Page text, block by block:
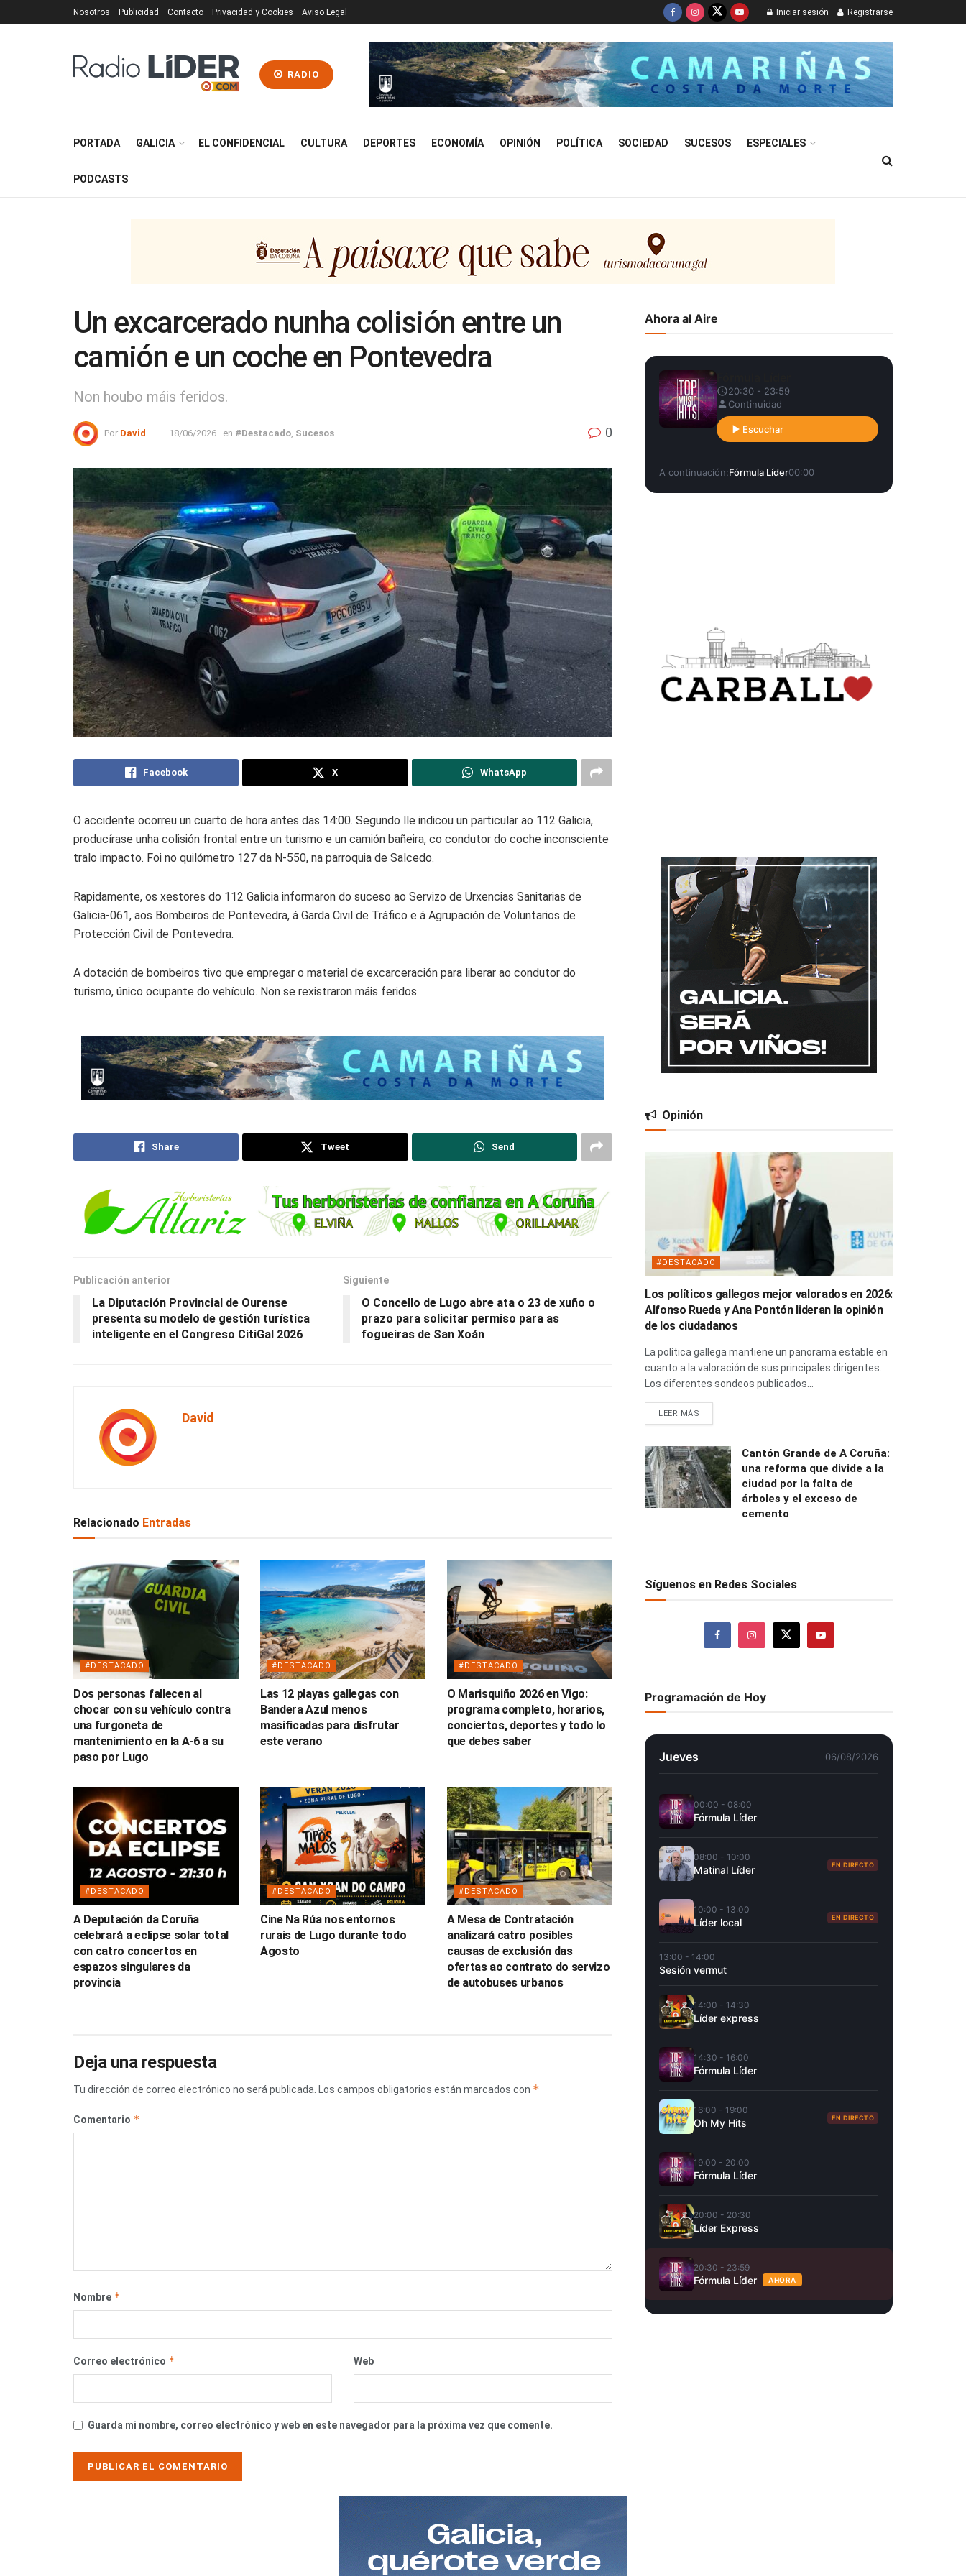
Nosotros Publicidad Contacto Privacidad y Cookies Aviso Legal Iniciar sesión Registrarse
RADIO
PORTADA GALICIA EL CONFIDENCIAL CULTURA DEPORTES ECONOMÍA OPINIÓN POLÍTICA SOCIEDAD SUCESOS ESPECIALES
PODCASTS
Un excarcerado nunha colisión entre un
camión e un coche en Pontevedra
Non houbo máis feridos.
Por David 18/06/2026 en #Destacado Sucesos 0
Facebook X WhatsApp
O accidente ocorreu un cuarto de hora antes das 14:00. Segundo lle indicou un particular ao 112 Galicia,
producírase unha colisión frontal entre un turismo e un camión bañeira, co condutor do coche inconsciente
tralo impacto. Foi no quilómetro 127 da N-550, na parroquia de Salcedo.
Rapidamente, os xestores do 112 Galicia informaron do suceso ao Servizo de Urxencias Sanitarias de
Galicia-061, aos Bombeiros de Pontevedra, á Garda Civil de Tráfico e á Agrupación de Voluntarios de
Protección Civil de Pontevedra.
A dotación de bombeiros tivo que empregar o material de excarceración para liberar ao condutor do
turismo, único ocupante do vehículo. Non se rexistraron máis feridos.
Share Tweet Send
Publicación anterior
La Diputación Provincial de Ourense
presenta su modelo de gestión turística
inteligente en el Congreso CitiGal 2026
Siguiente
O Concello de Lugo abre ata o 23 de xuño o
prazo para solicitar permiso para as
fogueiras de San Xoán
David
Relacionado Entradas
#DESTACADO
Dos personas fallecen al
chocar con su vehículo contra
una furgoneta de
mantenimiento en la A-6 a su
paso por Lugo
#DESTACADO
Las 12 playas gallegas con
Bandera Azul menos
masificadas para disfrutar
este verano
#DESTACADO
O Marisquiño 2026 en Vigo:
programa completo, horarios,
conciertos, deportes y todo lo
que debes saber
#DESTACADO
A Deputación da Coruña
celebrará a eclipse solar total
con catro concertos en
espazos singulares da
provincia
#DESTACADO
Cine Na Rúa nos entornos
rurais de Lugo durante todo
Agosto
#DESTACADO
A Mesa de Contratación
analizará catro posibles
causas de exclusión das
ofertas ao contrato do servizo
de autobuses urbanos
Deja una respuesta
Tu dirección de correo electrónico no será publicada. Los campos obligatorios están marcados con *
Comentario *
Nombre *
Correo electrónico * Web
Guarda mi nombre, correo electrónico y web en este navegador para la próxima vez que comente.
Ahora al Aire
20:30 - 23:59
Continuidad
Escuchar
A continuación:Fórmula Líder00:00
Opinión
#DESTACADO
Los políticos gallegos mejor valorados en 2026:
Alfonso Rueda y Ana Pontón lideran la opinión
de los ciudadanos
La política gallega mantiene un panorama estable en
cuanto a la valoración de sus principales dirigentes.
Los diferentes sondeos publicados...
LEER MÁS
Cantón Grande de A Coruña:
una reforma que divide a la
ciudad por la falta de
árboles y el exceso de
cemento
Síguenos en Redes Sociales
Programación de Hoy
Jueves 06/08/2026
00:00 - 08:00
Fórmula Líder
08:00 - 10:00
Matinal Líder EN DIRECTO
10:00 - 13:00
Líder local EN DIRECTO
13:00 - 14:00
Sesión vermut
14:00 - 14:30
Líder express
14:30 - 16:00
Fórmula Líder
16:00 - 19:00
Oh My Hits EN DIRECTO
19:00 - 20:00
Fórmula Líder
20:00 - 20:30
Líder Express
20:30 - 23:59
Fórmula Líder AHORA